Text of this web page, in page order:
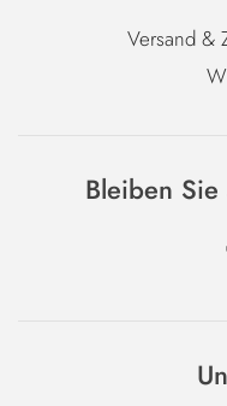
Versand &
Bleiben